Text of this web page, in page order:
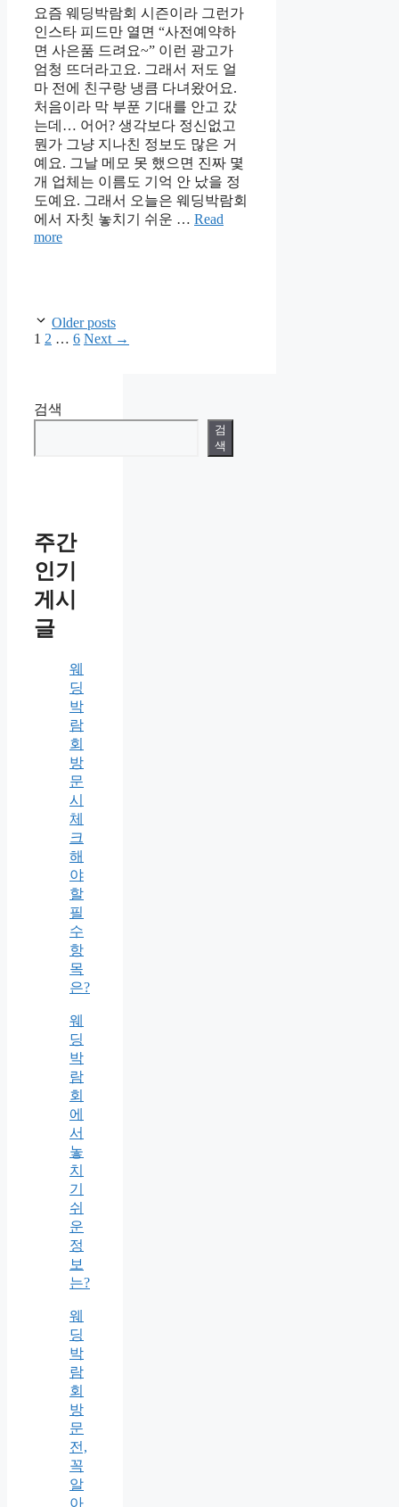
요즘 웨딩박람회 시즌이라 그런가
인스타 피드만 열면 “사전예약하
면 사은품 드려요~” 이런 광고가
엄청 뜨더라고요. 그래서 저도 얼
마 전에 친구랑 냉큼 다녀왔어요.
처음이라 막 부푼 기대를 안고 갔
는데… 어어? 생각보다 정신없고
뭔가 그냥 지나친 정보도 많은 거
예요. 그날 메모 못 했으면 진짜 몇
개 업체는 이름도 기억 안 났을 정
도예요. 그래서 오늘은 웨딩박람회
에서 자칫 놓치기 쉬운 … Read
more
Older posts
Page
1 Page
2 … Page
6 Next →
검색
검
색
주간
인기
게시
글
웨
딩
박
람
회
방
문
시
체
크
해
야
할
필
수
항
목
은?
웨
딩
박
람
회
에
서
놓
치
기
쉬
운
정
보
는?
웨
딩
박
람
회
방
문
전,
꼭
알
아